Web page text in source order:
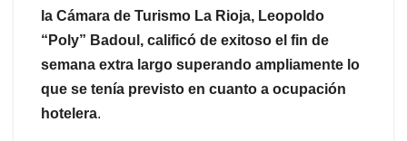
la Cámara de Turismo La Rioja, Leopoldo
“Poly” Badoul, calificó de exitoso el fin de
semana extra largo superando ampliamente lo
que se tenía previsto en cuanto a ocupación
hotelera.